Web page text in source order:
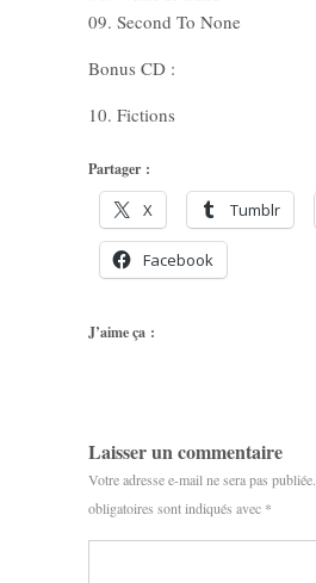
09. Second To None
Bonus CD :
10. Fictions
Partager :
X Tumblr
Facebook
J’aime ça :
Laisser un commentaire
Votre adresse e-mail ne sera pas publiée.
obligatoires sont indiqués avec *